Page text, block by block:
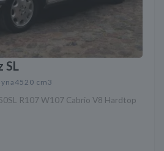
SL
4520 cm3
R107 W107 Cabrio V8 Hardtop